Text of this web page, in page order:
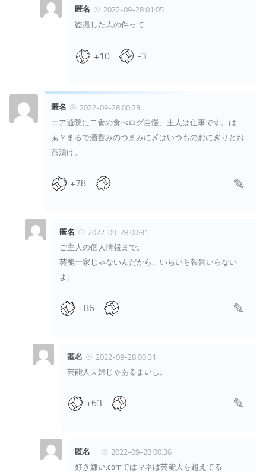
匿名
2022-09-28 01:05
盗撮した人の件って
+10 -3
匿名
2022-09-28 00:23
エア通院に二食の食べログ自慢、主人は仕事です。は
ぁ？まるで酒呑みのつまみに〆はいつものおにぎりとお
茶漬け。
+78
匿名
2022-09-28 00:31
ご主人の個人情報まで。
芸能一家じゃないんだから、いちいち報告いらない
よ。
+86
匿名
2022-09-28 00:31
芸能人夫婦じゃあるまいし。
+63
匿名
2022-09-28 00:36
好き嫌い.comではマネは芸能人を超えてる